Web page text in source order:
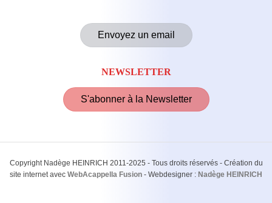
Envoyez un email
NEWSLETTER
S'abonner à la Newsletter
Copyright Nadège HEINRICH 2011-2025 - Tous droits réservés - Création du
site internet avec WebAcappella Fusion - Webdesigner : Nadège HEINRICH